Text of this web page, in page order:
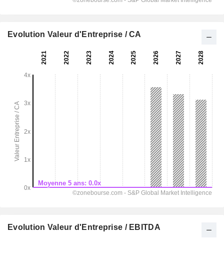
Evolution Valeur d'Entreprise / CA
Evolution Valeur d'Entreprise / EBITDA